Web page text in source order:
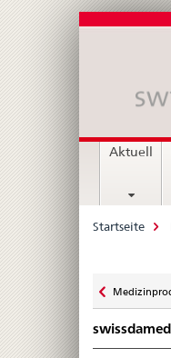
Aktuell
Startseite
zu
swissdamed